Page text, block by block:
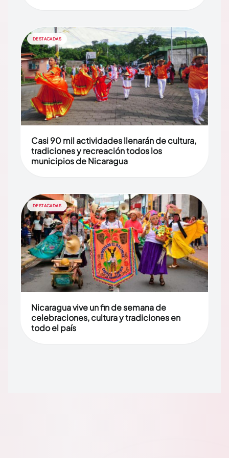
DESTACADAS
Casi 90 mil actividades llenarán de cultura,
tradiciones y recreación todos los
municipios de Nicaragua
DESTACADAS
Nicaragua vive un fin de semana de
celebraciones, cultura y tradiciones en
todo el país